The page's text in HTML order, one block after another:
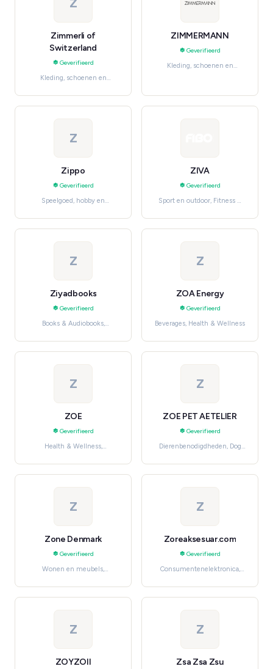
Z
Zimmerli of
Switzerland
Geverifieerd
Kleding, schoenen en
Fashion
ZIMMERMANN
Geverifieerd
Kleding, schoenen en
Z
Zippo
Geverifieerd
Speelgoed, hobby en
ZIVA
Geverifieerd
Sport en outdoor, Fitness &
Z
Ziyadbooks
Geverifieerd
Books & Audiobooks,
knutselen
Z
ZOA Energy
Geverifieerd
Beverages, Health & Wellness
Z
ZOE
Geverifieerd
Health & Wellness,
beauty
Z
ZOE PET AETELIER
Geverifieerd
Dierenbenodigdheden, Dog
Z
Zone Denmark
Geverifieerd
Wonen en meubels,
Z
Zoreaksesuar.com
Geverifieerd
Consumentenelektronica,
Z
ZOYZOII
Z
Zsa Zsa Zsu